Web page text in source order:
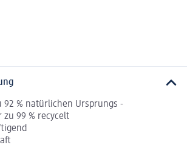
92 % natürlichen Ursprungs -
zu 99 % recycelt